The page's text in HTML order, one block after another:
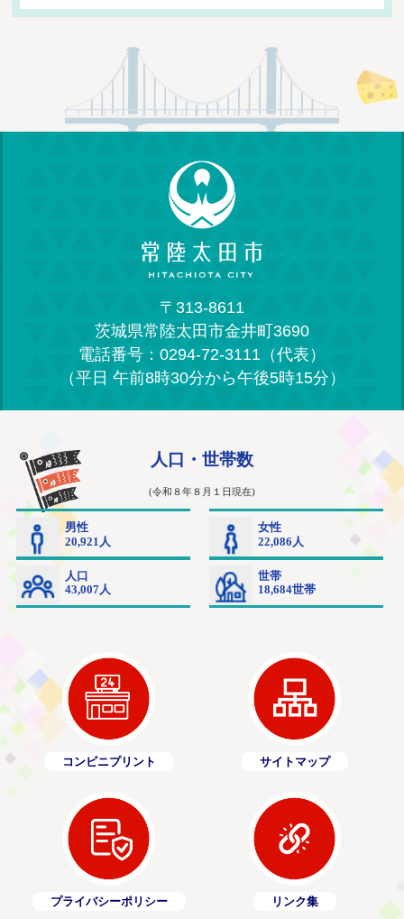
〒313-8611
茨城県常陸太田市金井町3690
電話番号：0294-72-3111（代表）
（平日 午前8時30分から午後5時15分）
コンビニプリント サイトマップ
プライバシーポリシー リンク集